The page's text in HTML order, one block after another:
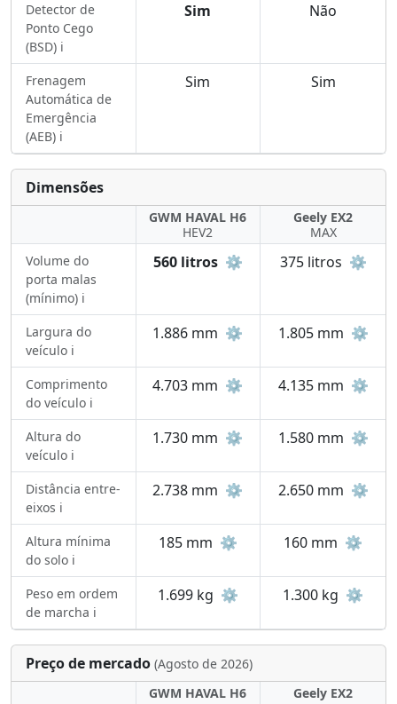
Detector de
Ponto Cego
(BSD) ℹ️
Sim Não
Frenagem
Automática de
Emergência
(AEB) ℹ️
Sim Sim
Dimensões
GWM HAVAL H6
HEV2
Geely EX2
MAX
Volume do
porta malas
(mínimo) ℹ️
560 litros ⚙️ 375 litros ⚙️
Largura do
veículo ℹ️
1.886 mm ⚙️ 1.805 mm ⚙️
Comprimento
do veículo ℹ️
4.703 mm ⚙️ 4.135 mm ⚙️
Altura do
veículo ℹ️
1.730 mm ⚙️ 1.580 mm ⚙️
Distância entre-
eixos ℹ️
2.738 mm ⚙️ 2.650 mm ⚙️
Altura mínima
do solo ℹ️
185 mm ⚙️ 160 mm ⚙️
Peso em ordem
de marcha ℹ️
1.699 kg ⚙️ 1.300 kg ⚙️
Preço de mercado (Agosto de 2026)
GWM HAVAL H6
Geely EX2